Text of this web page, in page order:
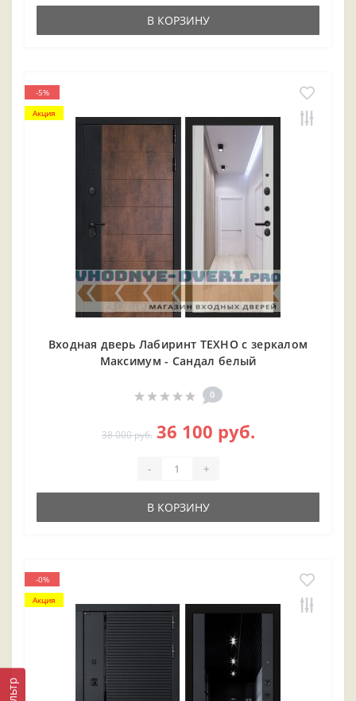
В КОРЗИНУ
-5%
Акция
Входная дверь Лабиринт ТЕХНО с зеркалом
Максимум - Сандал белый
0
38 000 руб. 36 100 руб.
- +
В КОРЗИНУ
-0%
Акция